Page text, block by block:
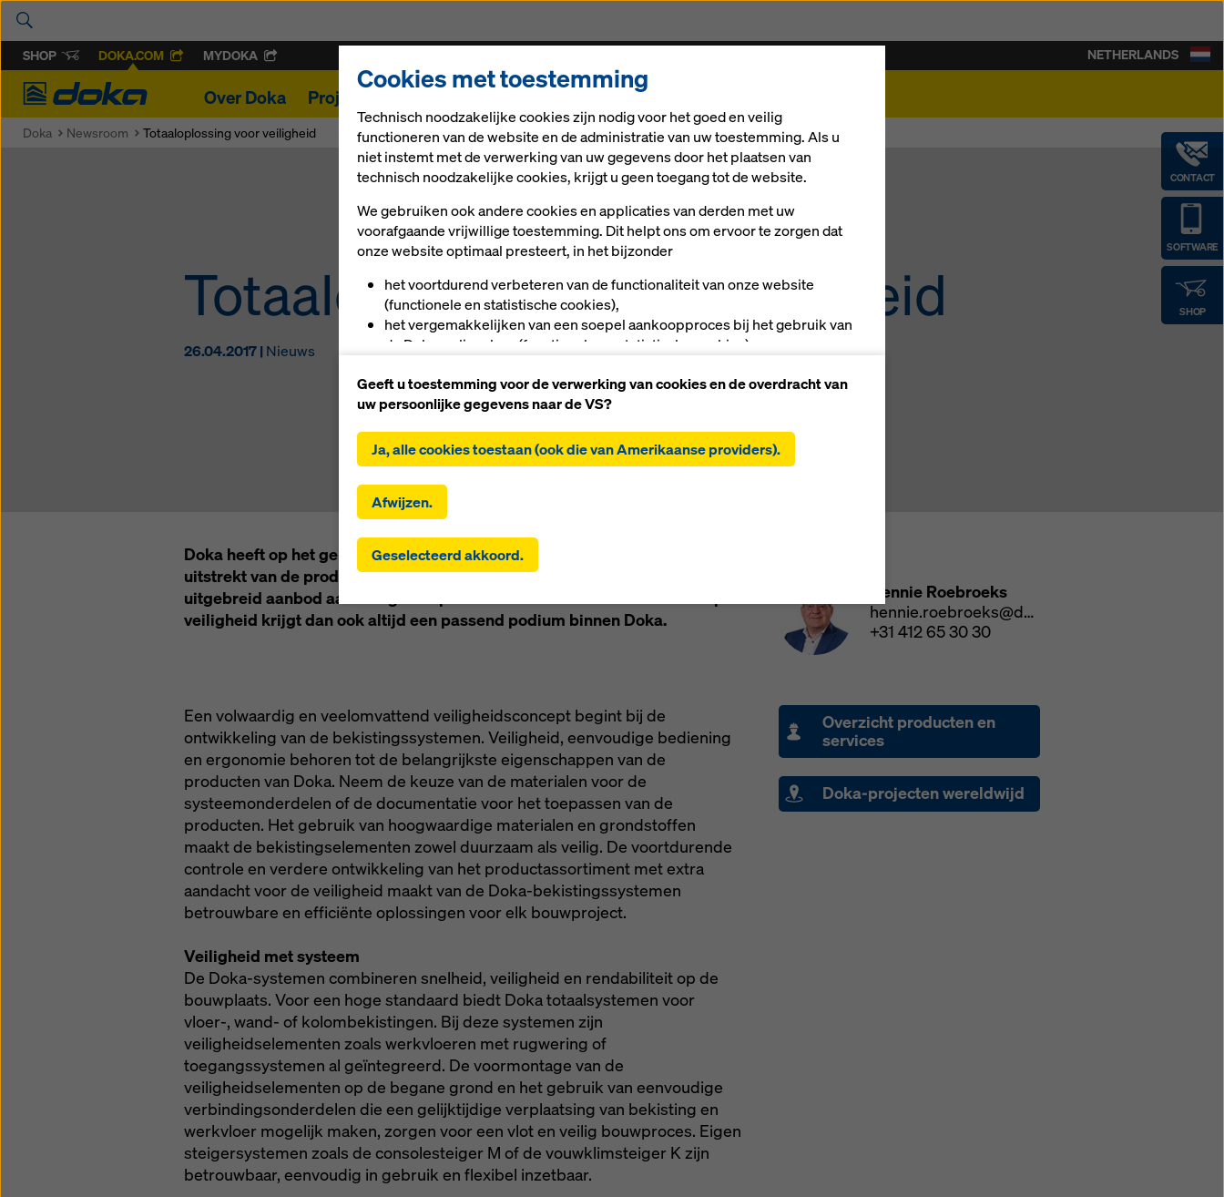
SHOP DOKA.COM MYDOKA
Doka
Over Doka Projecten Digitale oplossingen
CONTACT
SOFTWARE
SHOP
NETHERLANDS
Doka Newsroom Totaaloplossing voor veiligheid
Totaaloplossing voor veiligheid
26.04.2017 | Nieuws
Doka heeft op het gebied van veiligheid een veelomvattende visie, die zich
uitstrekt van de productontwikkeling en het veiligheidsadvies tot een
uitgebreid aanbod aan veiligheidsproducten en diensten. Het onderwerp
veiligheid krijgt dan ook altijd een passend podium binnen Doka.
Hennie Roebroeks
hennie.roebroeks@doka.com
+31 412 65 30 30
Een volwaardig en veelomvattend veiligheidsconcept begint bij de
ontwikkeling van de bekistingssystemen. Veiligheid, eenvoudige bediening
en ergonomie behoren tot de belangrijkste eigenschappen van de
producten van Doka. Neem de keuze van de materialen voor de
systeemonderdelen of de documentatie voor het toepassen van de
producten. Het gebruik van hoogwaardige materialen en grondstoffen
maakt de bekistingselementen zowel duurzaam als veilig. De voortdurende
controle en verdere ontwikkeling van het productassortiment met extra
aandacht voor de veiligheid maakt van de Doka-bekistingssystemen
betrouwbare en efficiënte oplossingen voor elk bouwproject.
Veiligheid met systeem
De Doka-systemen combineren snelheid, veiligheid en rendabiliteit op de
bouwplaats. Voor een hoge standaard biedt Doka totaalsystemen voor
vloer-, wand- of kolombekistingen. Bij deze systemen zijn
veiligheidselementen zoals werkvloeren met rugwering of
toegangssystemen al geïntegreerd. De voormontage van de
veiligheidselementen op de begane grond en het gebruik van eenvoudige
verbindingsonderdelen die een gelijktijdige verplaatsing van bekisting en
werkvloer mogelijk maken, zorgen voor een vlot en veilig bouwproces. Eigen
steigersystemen zoals de consolesteiger M of de vouwklimsteiger K zijn
betrouwbaar, eenvoudig in gebruik en flexibel inzetbaar.
Overzicht producten en
services
Doka-projecten wereldwijd
Cookies met toestemming
Technisch noodzakelijke cookies zijn nodig voor het goed en veilig
functioneren van de website en de administratie van uw toestemming. Als u
niet instemt met de verwerking van uw gegevens door het plaatsen van
technisch noodzakelijke cookies, krijgt u geen toegang tot de website.
We gebruiken ook andere cookies en applicaties van derden met uw
voorafgaande vrijwillige toestemming. Dit helpt ons om ervoor te zorgen dat
onze website optimaal presteert, in het bijzonder
het voortdurend verbeteren van de functionaliteit van onze website
(functionele en statistische cookies),
het vergemakkelijken van een soepel aankoopproces bij het gebruik van
de Doka-onlineshop (functionele en statistische cookies),
(marketingcookies).
Door op 'Alle cookies toestaan (incl. Amerikaanse providers)' te klikken, stemt
u in met de installatie en het gebruik van alle cookies. Door op 'Akkoord met
geselecteerd' te klikken, geeft u toestemming voor de cookies die u met de
naar derde landen zoals de VS inhouden. Als de instellingen die je hebt
geselecteerd ook aanbieders omvatten die gegevens overdragen aan derde
landen waar geen adequaatheidsbesluit krachtens artikel 45 GDPR en geen
passende waarborgen krachtens artikel 46 GDPR bestaan, strekt je
toestemming zich ook uit tot deze landen. Er kan een risico bestaan dat uw
toezichtdoeleinden toegankelijk zijn voor autoriteiten in deze derde landen en
dat hiertegen geen effectieve rechtsmiddelen bestaan. U kunt alle cookies
waarvoor toestemming is vereist weigeren door te klikken op 'Weigeren' of
gebruiken. U kunt uw toestemming te allen tijde intrekken met werking voor
de toekomst en zonder opgaaf van reden door te klikken op
cookie-
instellingenonderaan deze website.
Meer informatie over onze cookiesin ons privacybeleid
. Wij bieden u ook de
mogelijkheid om uw cookies te selecteren (geavanceerde cookie-
instellingen).
Geeft u toestemming voor de verwerking van cookies en de overdracht van
uw persoonlijke gegevens naar de VS?
Ja, alle cookies toestaan (ook die van Amerikaanse providers).
Afwijzen.
Geselecteerd akkoord.